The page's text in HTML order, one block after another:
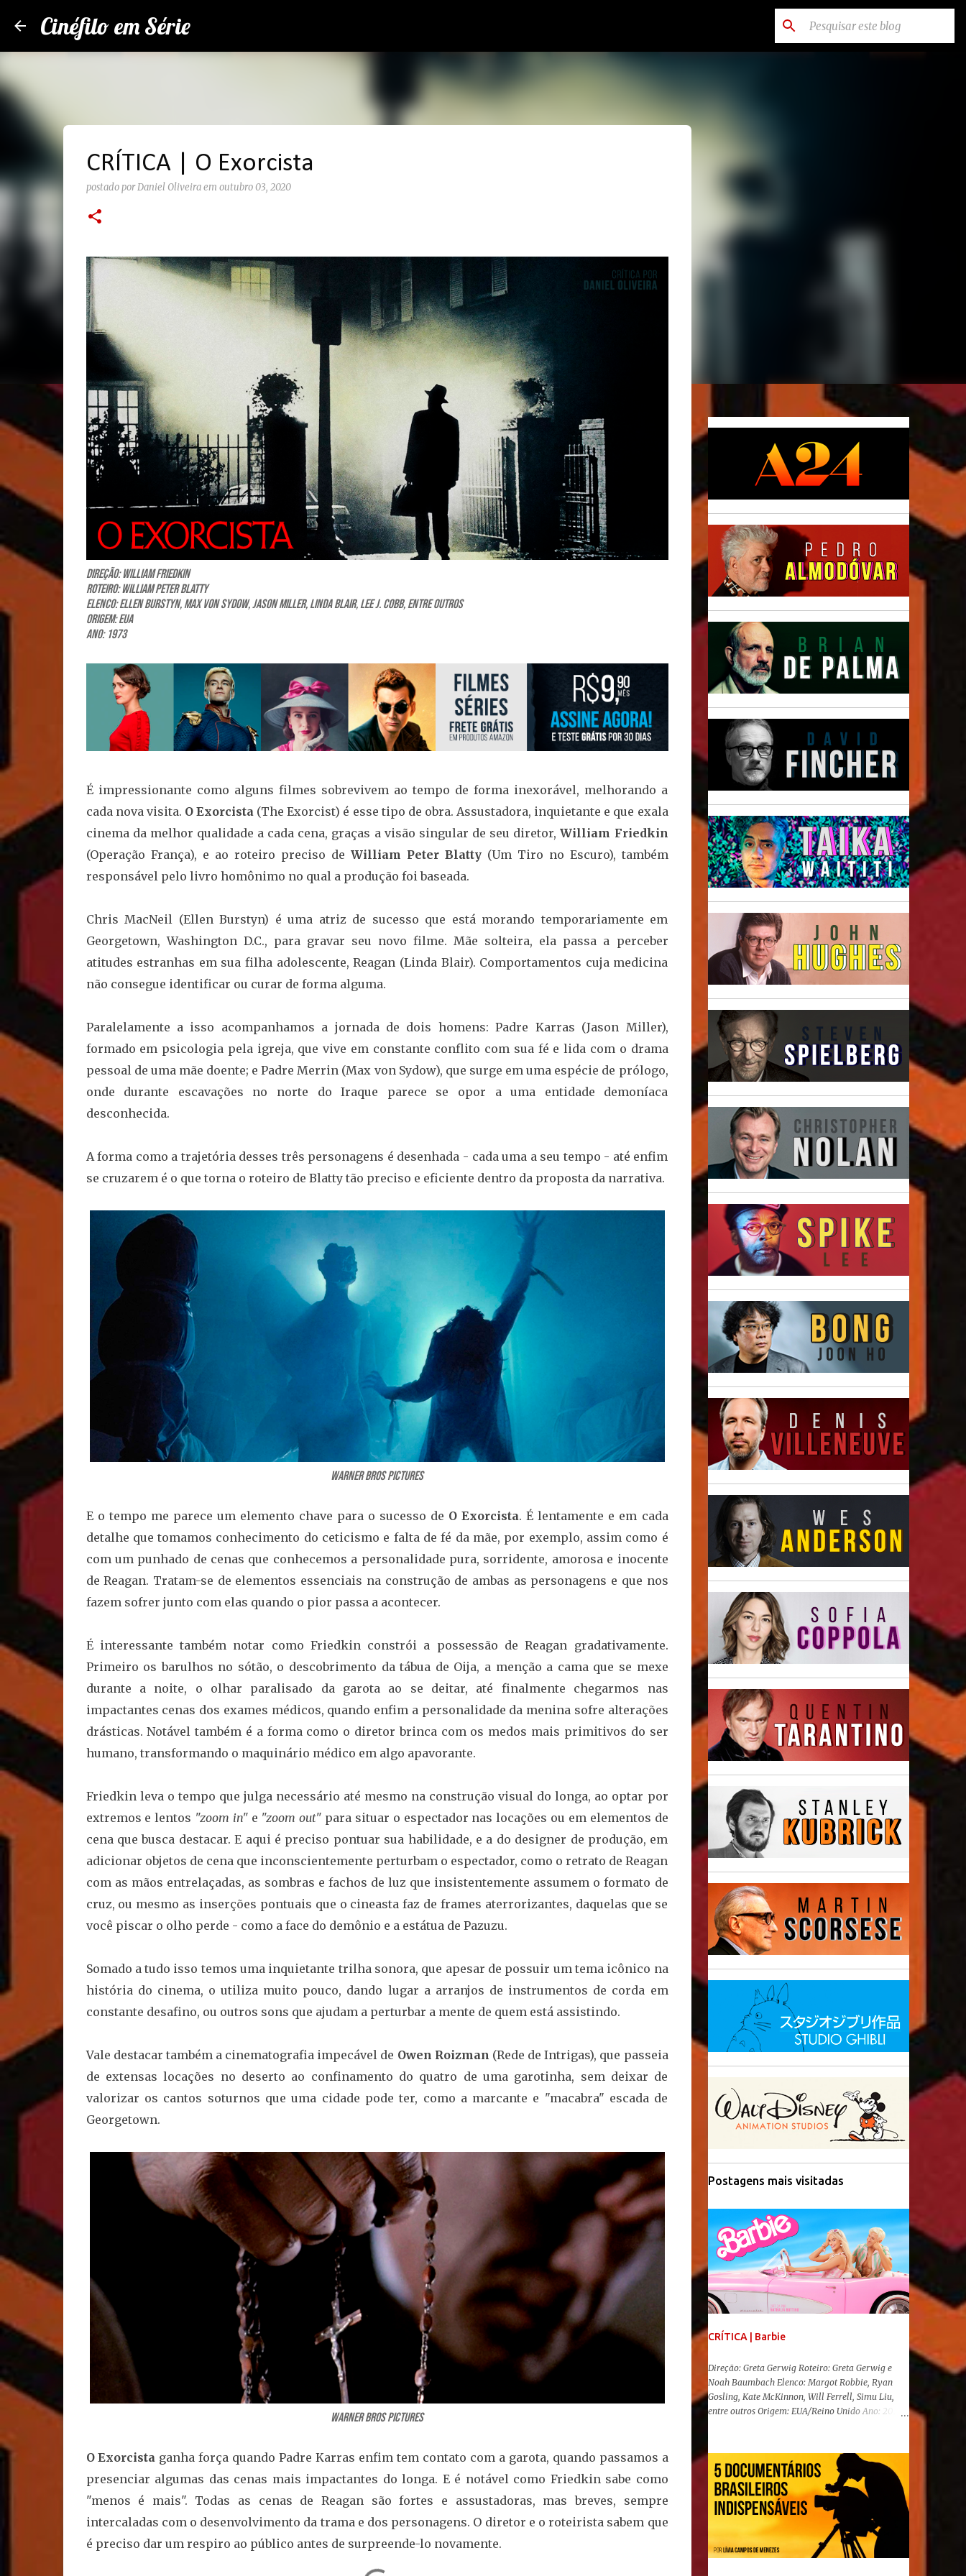
Cinéfilo em Série
CRÍTICA | O Exorcista
postado porDaniel Oliveira em outubro 03, 2020
Direção: William Friedkin
Roteiro: William Peter Blatty
Elenco: Ellen Burstyn, Max von Sydow, Jason Miller, Linda Blair, Lee J. Cobb, entre outros
Origem: EUA
Ano: 1973
É impressionante como alguns filmes sobrevivem ao tempo de forma inexorável, melhorando a
cada nova visita. O Exorcista (The Exorcist) é esse tipo de obra. Assustadora, inquietante e que exala
cinema da melhor qualidade a cada cena, graças a visão singular de seu diretor,William Friedkin
(Operação França), e ao roteiro preciso de William Peter Blatty(Um Tiro no Escuro), também
responsável pelo livro homônimo no qual a produção foi baseada.
Chris MacNeil (Ellen Burstyn) é uma atriz de sucesso que está morando temporariamente em
Georgetown, Washington D.C., para gravar seu novo filme. Mãe solteira, ela passa a perceber
atitudes estranhas em sua filha adolescente, Reagan (Linda Blair). Comportamentos cuja medicina
não consegue identificar ou curar de forma alguma.
Paralelamente a isso acompanhamos a jornada de dois homens: Padre Karras (Jason Miller),
formado em psicologia pela igreja, que vive em constante conflito com sua fé e lida com o drama
pessoal de uma mãe doente; e Padre Merrin (Max von Sydow), que surge em uma espécie de prólogo,
onde durante escavações no norte do Iraque parece se opor a uma entidade demoníaca
desconhecida.
A forma como a trajetória desses três personagens é desenhada - cada uma a seu tempo - até enfim
se cruzarem é o que torna o roteiro de Blatty tão preciso e eficiente dentro da proposta da narrativa.
Warner Bros Pictures
E o tempo me parece um elemento chave para o sucesso de O Exorcista. É lentamente e em cada
detalhe que tomamos conhecimento do ceticismo e falta de fé da mãe, por exemplo, assim como é
com um punhado de cenas que conhecemos a personalidade pura, sorridente, amorosa e inocente
de Reagan. Tratam-se de elementos essenciais na construção de ambas as personagens e que nos
fazem sofrer junto com elas quando o pior passa a acontecer.
É interessante também notar como Friedkin constrói a possessão de Reagan gradativamente.
Primeiro os barulhos no sótão, o descobrimento da tábua de Oija, a menção a cama que se mexe
durante a noite, o olhar paralisado da garota ao se deitar, até finalmente chegarmos nas
impactantes cenas dos exames médicos, quando enfim a personalidade da menina sofre alterações
drásticas. Notável também é a forma como o diretor brinca com os medos mais primitivos do ser
humano, transformando o maquinário médico em algo apavorante.
Friedkin leva o tempo que julga necessário até mesmo na construção visual do longa, ao optar por
extremos e lentos "zoom in"e "zoom out" para situar o espectador nas locações ou em elementos de
cena que busca destacar. E aqui é preciso pontuar sua habilidade, e a do designer de produção, em
adicionar objetos de cena que inconscientemente perturbam o espectador, como o retrato de Reagan
com as mãos entrelaçadas, as sombras e fachos de luz que insistentemente assumem o formato de
cruz, ou mesmo as inserções pontuais que o cineasta faz de frames aterrorizantes, daquelas que se
você piscar o olho perde - como a face do demônio e a estátua de Pazuzu.
Somado a tudo isso temos uma inquietante trilha sonora, que apesar de possuir um tema icônico na
história do cinema, o utiliza muito pouco, dando lugar a arranjos de instrumentos de corda em
constante desafino, ou outros sons que ajudam a perturbar a mente de quem está assistindo.
Vale destacar também a cinematografia impecável de Owen Roizman (Rede de Intrigas), que passeia
de extensas locações no deserto ao confinamento do quatro de uma garotinha, sem deixar de
valorizar os cantos soturnos que uma cidade pode ter, como a marcante e "macabra" escada de
Georgetown.
Warner Bros Pictures
O Exorcista ganha força quando Padre Karras enfim tem contato com a garota, quando passamos a
presenciar algumas das cenas mais impactantes do longa. E é notável como Friedkin sabe como
"menos é mais". Todas as cenas de Reagan são fortes e assustadoras, mas breves, sempre
intercaladas com o desenvolvimento da trama e dos personagens. O diretor e o roteirista sabem que
é preciso dar um respiro ao público antes de surpreende-lo novamente.
Postagens mais visitadas
CRÍTICA | Barbie
Direção: Greta Gerwig Roteiro: Greta Gerwig e
Noah Baumbach Elenco: Margot Robbie, Ryan
Gosling, Kate McKinnon, Will Ferrell, Simu Liu,
entre outros Origem: EUA/Reino Unido Ano: 2023
Barbie , o aguardado live-action da boneca mais
famosa do mundo, enfim, chegou aos cinemas. Em
meio a toda divulgação e o hype em torno de seu
lançamento, posso afirmar que o longa, dirigido
por Greta Gerwig ( Adoráveis Mulheres ) prometeu
tudo e entregou mais ainda, se provando o filme
do ano até aqui. Repleto de criatividade, humor e
sem medo de não se levar a sério, a produção